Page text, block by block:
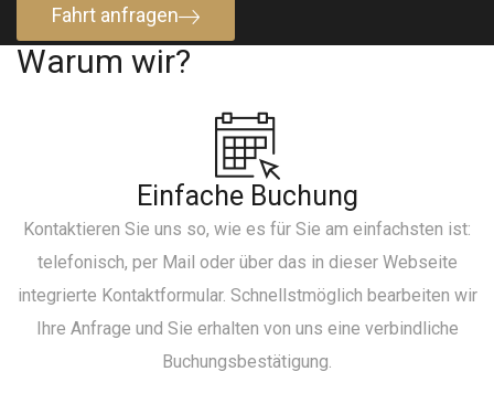
Fahrt anfragen
Warum wir?
Einfache Buchung
Kontaktieren Sie uns so, wie es für Sie am einfachsten ist:
telefonisch, per Mail oder über das in dieser Webseite
integrierte Kontaktformular. Schnellstmöglich bearbeiten wir
Ihre Anfrage und Sie erhalten von uns eine verbindliche
Buchungsbestätigung.